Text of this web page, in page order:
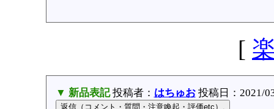
[
▼ 新品表記投稿者： はちゅお投稿日：2021/